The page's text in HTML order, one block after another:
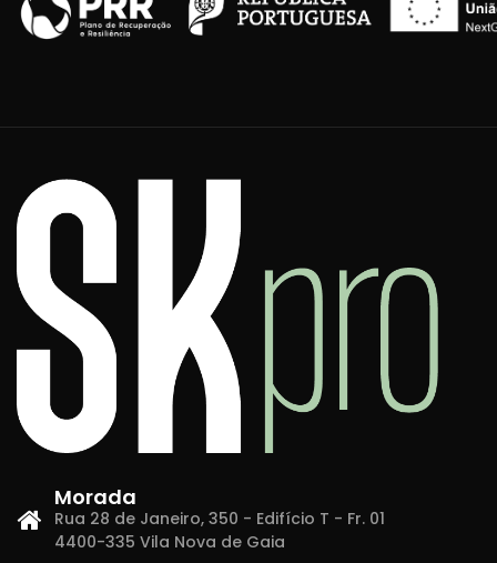
Morada
Rua 28 de Janeiro, 350 - Edifício T - Fr. 01
4400-335 Vila Nova de Gaia